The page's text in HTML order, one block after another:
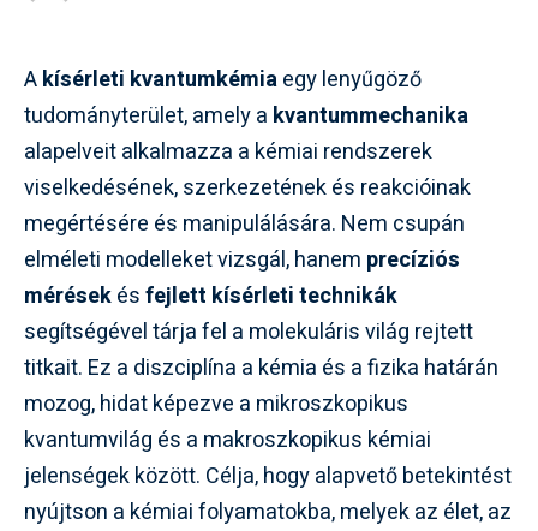
Akísérleti kvantumkémiaegy lenyűgöző
tudományterület, amely a kvantummechanika
alapelveit alkalmazza a kémiai rendszerek
viselkedésének, szerkezetének és reakcióinak
megértésére és manipulálására. Nem csupán
elméleti modelleket vizsgál, hanem precíziós
mérésekésfejlett kísérleti technikák
segítségével tárja fel a molekuláris világ rejtett
titkait. Ez a diszciplína a kémia és a fizika határán
mozog, hidat képezve a mikroszkopikus
kvantumvilág és a makroszkopikus kémiai
jelenségek között. Célja, hogy alapvető betekintést
nyújtson a kémiai folyamatokba, melyek az élet, az